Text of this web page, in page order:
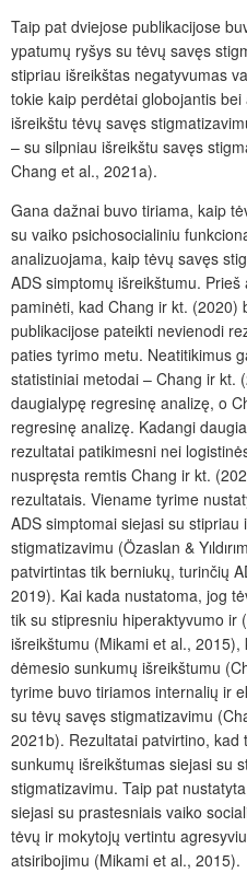
Taip pat dviejose publikacijose
ypatumų ryšys su tėvų savęs
stipriau išreikštas negatyvumas
tokie kaip perdėtai globojantis
išreikštu tėvų savęs
– su silpniau išreikštu savęs
Chang et al., 2021a).
Gana dažnai buvo tiriama, kaip
su vaiko psichosocialiniu
analizuojama, kaip tėvų savęs
ADS simptomų išreikštumu.
paminėti, kad Chang ir kt. (2020)
publikacijose pateikti nevienodi
paties tyrimo metu. Neatitikimus
statistiniai metodai – Chang ir kt.
daugialypę regresinę analizę, o
regresinę analizę. Kadangi
rezultatai patikimesni nei
nuspręsta remtis Chang ir kt.
rezultatais. Viename tyrime
ADS simptomai siejasi su stipriau
stigmatizavimu (Özaslan & Yıldırım
patvirtintas tik berniukų, turinčių
2019). Kai kada nustatoma, jog
tik su stipresniu hiperaktyvumo ir
išreikštumu (Mikami et al.,
dėmesio sunkumų išreikštumu
tyrime buvo tiriamos internalių ir
su tėvų savęs stigmatizavimu
2021b). Rezultatai patvirtino, kad
sunkumų išreikštumas siejasi su
stigmatizavimu. Taip pat
siejasi su prastesniais vaiko
tėvų ir mokytojų vertintu
atsiribojimu (Mikami et al., 2015).